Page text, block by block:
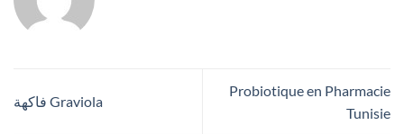
فاكهة Graviola
Probiotique en Pharmacie
Tunisie